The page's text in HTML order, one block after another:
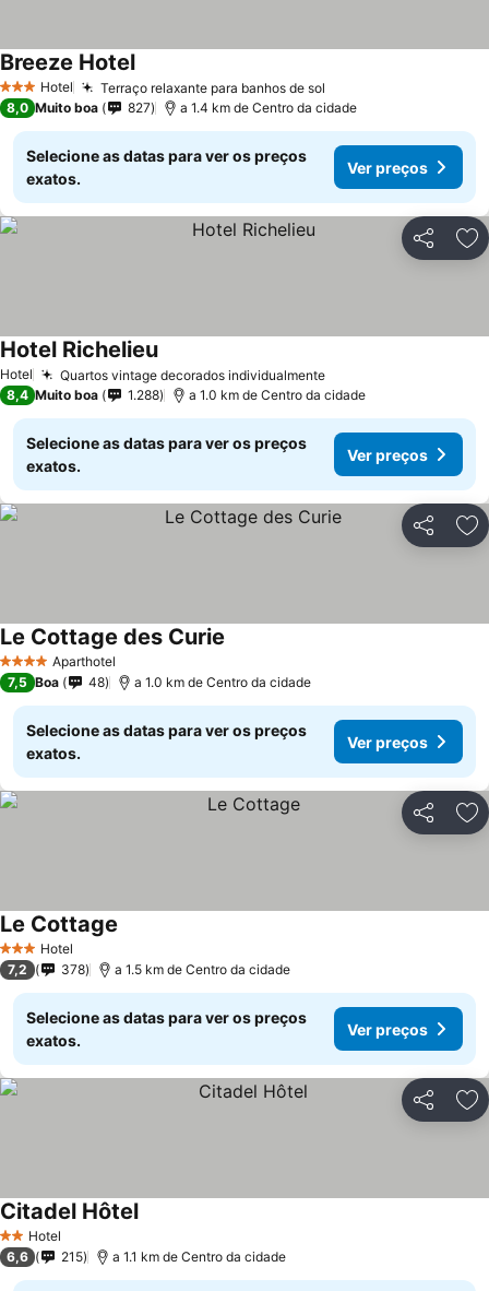
3 EstrelasHotel Terraço relaxante para banhos de sol
Breeze Hotel
8,0 Muito boa 827 a 1.4 km de Centro da cidade
Selecione as datas para ver os preços
exatos.
Ver preços
Partilhar
Hotel Quartos vintage decorados individualmente
Hotel Richelieu
8,4 Muito boa 1.288 a 1.0 km de Centro da cidade
Selecione as datas para ver os preços
exatos.
Ver preços
Partilhar
4 EstrelasAparthotel
Le Cottage des Curie
7,5 Boa 48 a 1.0 km de Centro da cidade
Selecione as datas para ver os preços
exatos.
Ver preços
Partilhar
3 EstrelasHotel
Le Cottage
7,2 378 a 1.5 km de Centro da cidade
Selecione as datas para ver os preços
exatos.
Ver preços
Partilhar
2 Estrelas
Hotel
Citadel Hôtel
6,6 215 a 1.1 km de Centro da cidade